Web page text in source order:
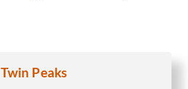
Twin Peaks